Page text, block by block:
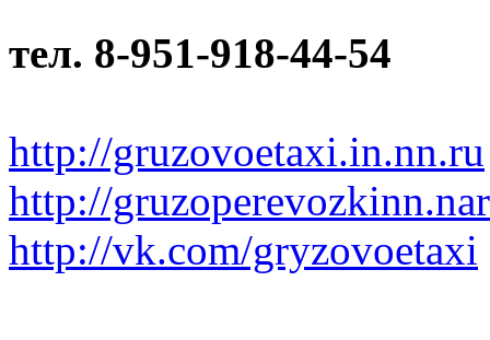
тел. 8-951-918-44-54
http://gruzovoetaxi.in.nn.ru
http://
http://vk.com/gryzovoetaxi